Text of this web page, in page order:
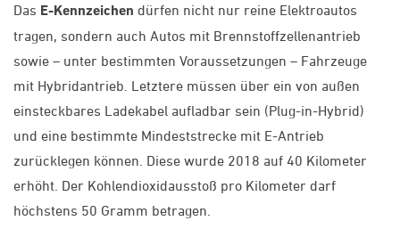
Das E-Kennzeichen dürfen nicht nur reine Elektroautos
tragen, sondern auch Autos mit Brennstoffzellenantrieb
sowie – unter bestimmten Voraussetzungen – Fahrzeuge
mit Hybridantrieb. Letztere müssen über ein von außen
einsteckbares Ladekabel aufladbar sein (Plug-in-Hybrid)
und eine bestimmte Mindeststrecke mit E-Antrieb
zurücklegen können. Diese wurde 2018 auf 40 Kilometer
erhöht. Der Kohlendioxidausstoß pro Kilometer darf
höchstens 50 Gramm betragen.